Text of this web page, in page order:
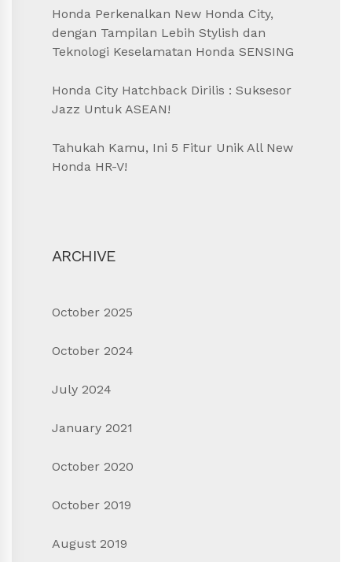
Honda Perkenalkan New Honda City,
dengan Tampilan Lebih Stylish dan
Teknologi Keselamatan Honda SENSING
Honda City Hatchback Dirilis : Suksesor
Jazz Untuk ASEAN!
Tahukah Kamu, Ini 5 Fitur Unik All New
Honda HR-V!
ARCHIVE
October 2025
October 2024
July 2024
January 2021
October 2020
October 2019
August 2019